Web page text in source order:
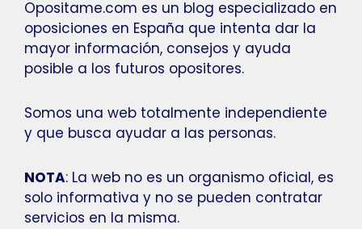
Opositame.com es un blog especializado en
oposiciones en España que intenta dar la
mayor información, consejos y ayuda
posible a los futuros opositores.
Somos una web totalmente independiente
y que busca ayudar a las personas.
NOTA: La web no es un organismo oficial, es
solo informativa y no se pueden contratar
servicios en la misma.